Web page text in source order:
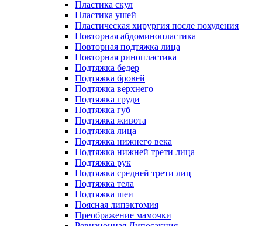
Пластика скул
Пластика ушей
Пластическая хирургия после похудения
Повторная абдоминопластика
Повторная подтяжка лица
Повторная ринопластика
Подтяжка бедер
Подтяжка бровей
Подтяжка верхнего
Подтяжка груди
Подтяжка губ
Подтяжка живота
Подтяжка лица
Подтяжка нижнего века
Подтяжка нижней трети лица
Подтяжка рук
Подтяжка средней трети лиц
Подтяжка тела
Подтяжка шеи
Поясная липэктомия
Преображение мамочки